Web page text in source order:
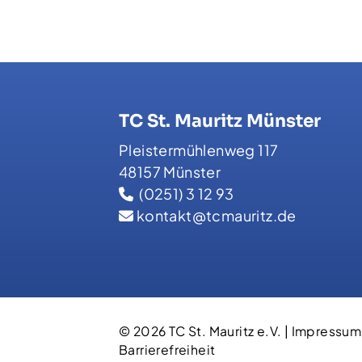
TC St. Mauritz Münster
Pleistermühlenweg 117
48157 Münster
(0251) 3 12 93
kontakt@tcmauritz.de
© 2026 TC St. Mauritz e.V. | Impressum
Barrierefreiheit